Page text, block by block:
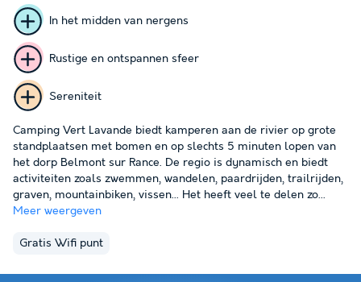
In het midden van nergens
Rustige en ontspannen sfeer
Sereniteit
Camping Vert Lavande biedt kamperen aan de rivier op grote
standplaatsen met bomen en op slechts 5 minuten lopen van
het dorp Belmont sur Rance. De regio is dynamisch en biedt
activiteiten zoals zwemmen, wandelen, paardrijden, trailrijden,
graven, mountainbiken, vissen... Het heeft veel te delen zo...
Meer weergeven
Gratis Wifi punt